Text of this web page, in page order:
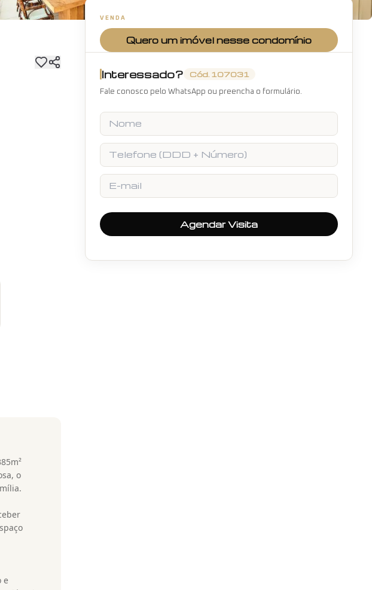
+6fotos
o
e
VENDA
Quero um imóvel nesse condomínio
Interessado? Cód. 107031
Fale conosco pelo WhatsApp ou preencha o formulário.
Nome
Telefone
E-mail
Agendar Visita